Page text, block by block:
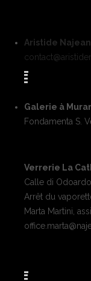
Aristide
Galerie à
Fondamenta S.
Verrerie La
Calle di Odoardo
Arrêt du
Marta Martini,